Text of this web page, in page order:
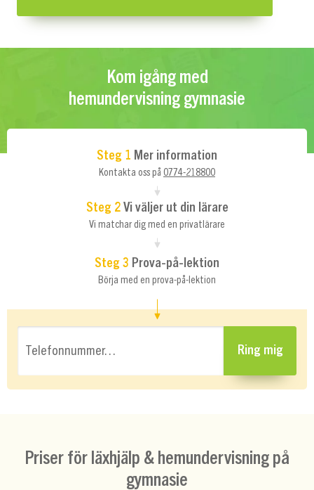
Kom igång med
hemundervisning gymnasie
Steg 1 Mer information
Kontakta oss på 0774-218800
Steg 2Vi väljer ut din lärare
Vi matchar dig med en privatlärare
Steg 3 Prova-på-lektion
Börja med en prova-på-lektion
Telefonnummer… Ring mig
Priser för läxhjälp & hemundervisning på
gymnasie